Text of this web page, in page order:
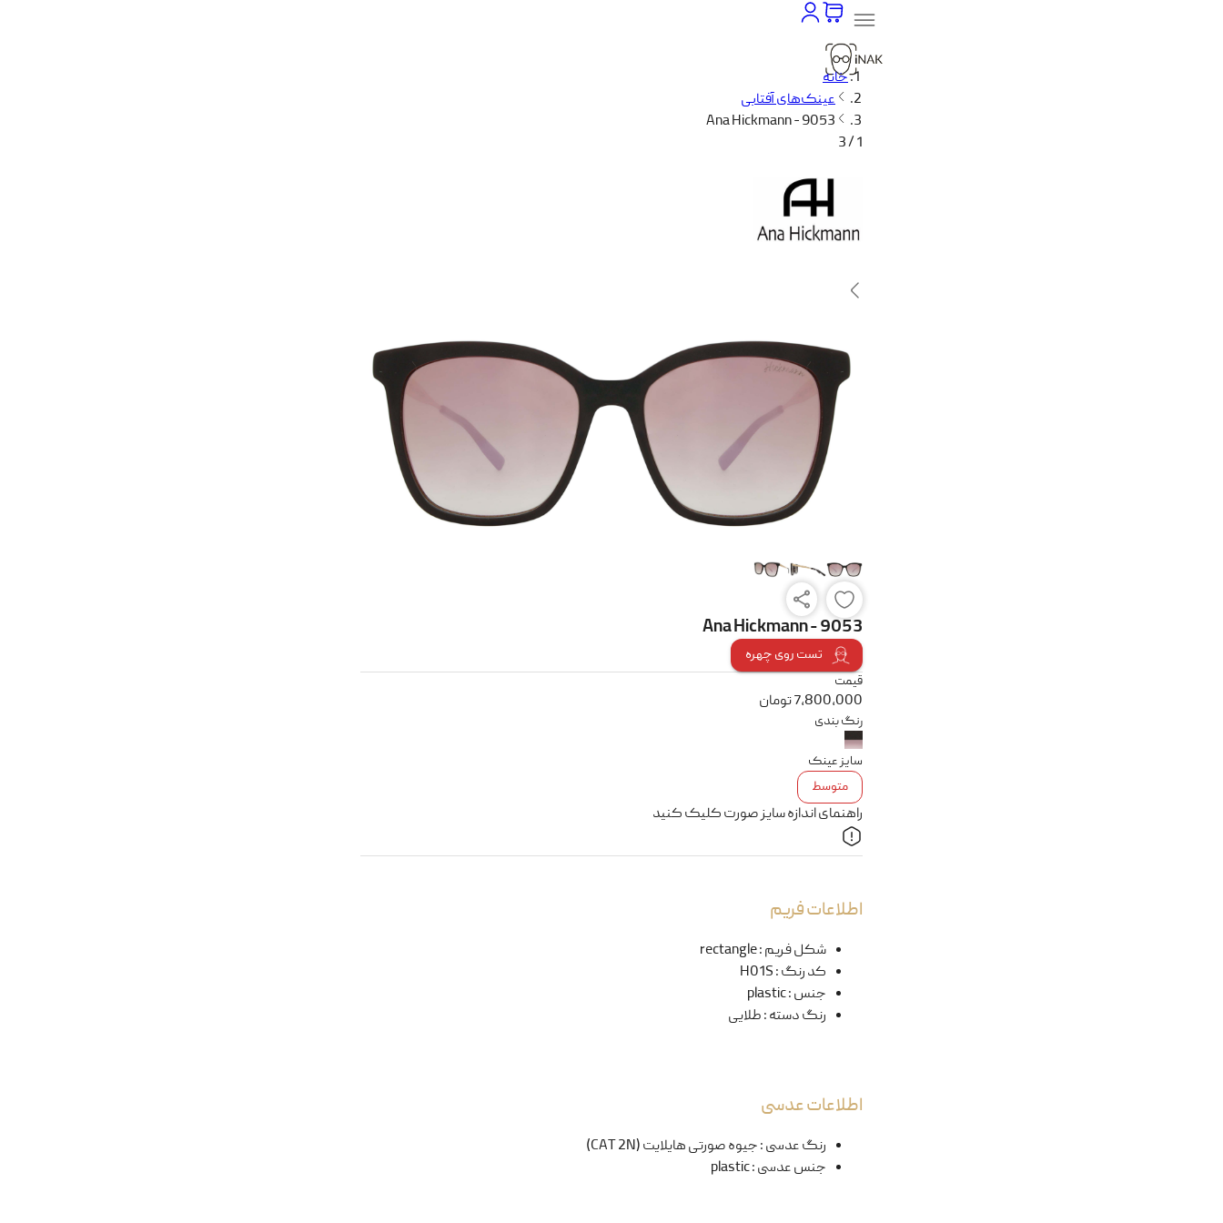
خانه
عینک‌های آفتابی
Ana Hickmann - 9053
1 / 3
Ana Hickmann - 9053
تست روی چهره
قیمت
7,800,000تومان
رنگ بندی
سایز عینک
متوسط
راهنمای اندازه سایز صورت کلیک کنید
اطلاعات فریم
شکل فریم:
rectangle
کد رنگ:
H01S
جنس:
plastic
رنگ دسته:طلایی
اطلاعات عدسی
رنگ عدسی:جیوه صورتی هایلایت (CAT 2N)
جنس عدسی:
plastic